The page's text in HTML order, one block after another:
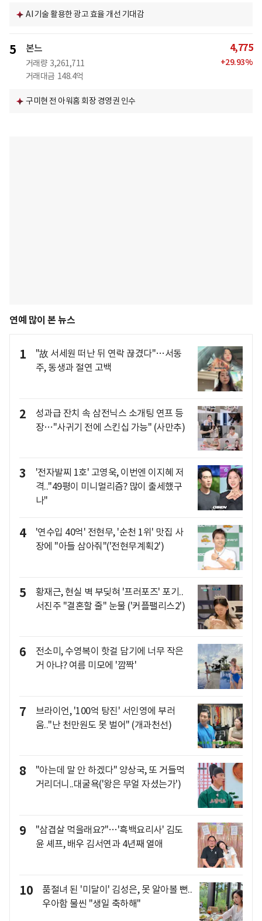
AI 기술 활용한 광고 효율 개선 기대감
5 본느
거래량 3,261,711
거래대금 148.4억
4,775
+29.93%
구미현 전 아워홈 회장 경영권 인수
연예 많이 본 뉴스
1
"故 서세원 떠난 뒤 연락 끊겼다"…서동
주, 동생과 절연 고백
2
성과급 잔치 속 삼전닉스 소개팅 연프 등
장…"사귀기 전에 스킨십 가능" (사만추)
3
'전자발찌 1호' 고영욱, 이번엔 이지혜 저
격.."49평이 미니멀리즘? 많이 출세했구
나"
4
'연수입 40억' 전현무, '순천 1위' 맛집 사
장에 "아들 삼아줘"('전현무계획2')
5
황재근, 현실 벽 부딪혀 '프러포즈' 포기..
서진주 "결혼할 줄" 눈물 ('커플팰리스2')
6
전소미, 수영복이 핫걸 담기에 너무 작은
거 아냐? 여름 미모에 '깜짝'
7
브라이언, '100억 탕진' 서인영에 부러
움.."난 천만원도 못 벌어" (개과천선)
8
"아는데 말 안 하겠다" 양상국, 또 거들먹
거리더니..대굴욕('왕은 무얼 자셨는가')
9
"삼겹살 먹을래요?"…'흑백요리사' 김도
윤 셰프, 배우 김서연과 4년째 열애
10
품절녀 된 '미달이' 김성은, 못 알아볼 뻔..
우아함 물씬 "생일 축하해"